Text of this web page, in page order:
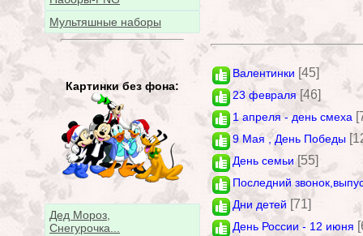
Мультяшные наборы
Картинки без фона:
Дед Мороз,
Снегурочка...
Валентинки [45]
23 февраля [46]
1 апреля - день смеха
9 Мая , День Победы
День семьи [55]
Последний
Дни детей [71]
День России - 12 июня